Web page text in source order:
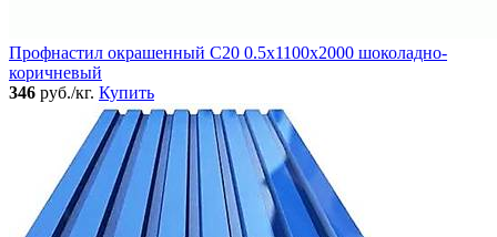
Профнастил окрашенный C20 0.5x1100x2000 шоколадно-
коричневый
346 руб./кг. Купить